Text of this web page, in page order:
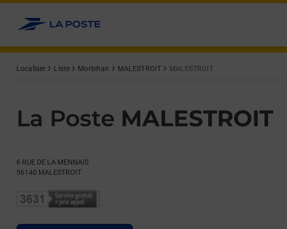
Allez au contenu
Localiser Liste Morbihan MALESTROIT MALESTROIT
La Poste MALESTROIT
6 RUE DE LA MENNAIS
56140 MALESTROIT
Day of the WeekHours
Get directions to La Poste at 6 RUE DE LA MENNAIS MALESTROIT,
lien s'ouvre dans un nouvel onglet